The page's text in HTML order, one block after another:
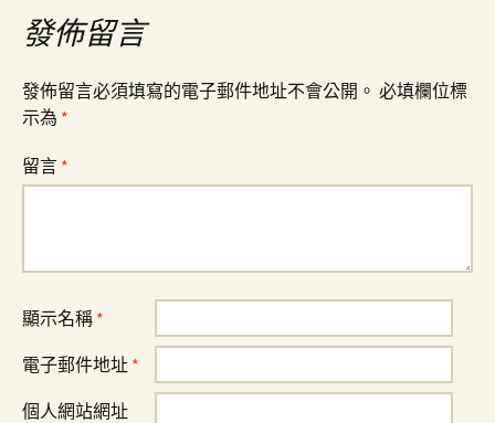
覽發佈留言
發佈留言必須填寫的電子郵件地址不會公開。 必填欄位標
示為 *
留言 *
顯示名稱 *
電子郵件地址 *
個人網站網址